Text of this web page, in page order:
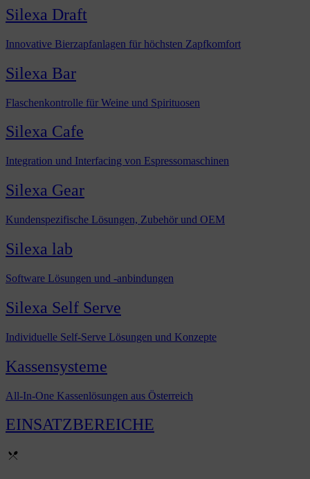
Silexa Draft
Innovative Bierzapfanlagen für höchsten Zapfkomfort
Silexa Bar
Flaschenkontrolle für Weine und Spirituosen
Silexa Cafe
Integration und Interfacing von Espressomaschinen
Silexa Gear
Kundenspezifische Lösungen, Zubehör und OEM
Silexa lab
Software Lösungen und -anbindungen
Silexa Self Serve
Individuelle Self-Serve Lösungen und Konzepte
Kassensysteme
All-In-One Kassenlösungen aus Österreich
EINSATZBEREICHE